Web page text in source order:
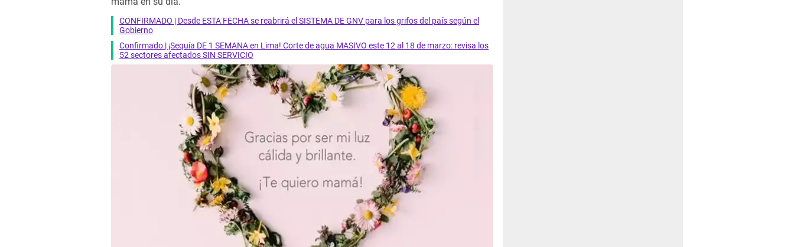
CONFIRMADO | Desde ESTA FECHA se reabrirá el SISTEMA DE GNV para los grifos del país según el
Gobierno
Confirmado | ¡Sequía DE 1 SEMANA en Lima! Corte de agua MASIVO este 12 al 18 de marzo: revisa los
52 sectores afectados SIN SERVICIO